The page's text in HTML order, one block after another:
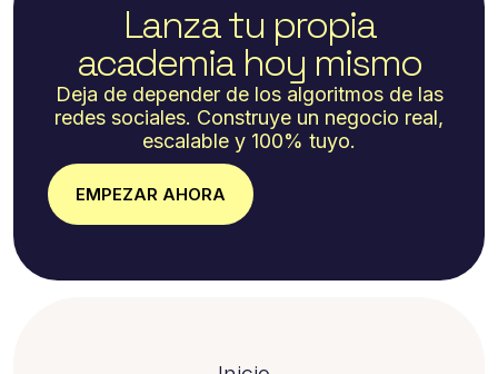
Lanza tu propia
academia hoy mismo
Deja de depender de los algoritmos de las
redes sociales. Construye un negocio real,
escalable y 100% tuyo.
EMPEZAR AHORA